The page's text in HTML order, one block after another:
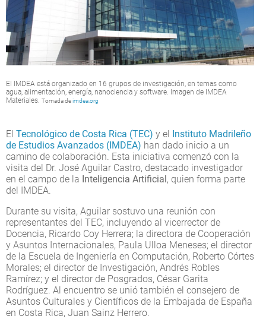
El IMDEA está organizado en 16 grupos de investigación, en temas como
agua, alimentación, energía, nanociencia y software. Imagen de IMDEA
Materiales. Tomada deimdea.org
El Tecnológico de Costa Rica (TEC) y el Instituto Madrileño
de Estudios Avanzados (IMDEA) han dado inicio a un
camino de colaboración. Esta iniciativa comenzó con la
visita del Dr. José Aguilar Castro, destacado investigador
en el campo de la Inteligencia Artificial, quien forma parte
del IMDEA.
Durante su visita, Aguilar sostuvo una reunión con
representantes del TEC, incluyendo al vicerrector de
Docencia, Ricardo Coy Herrera; la directora de Cooperación
y Asuntos Internacionales, Paula Ulloa Meneses; el director
de la Escuela de Ingeniería en Computación, Roberto Córtes
Morales; el director de Investigación, Andrés Robles
Ramírez; y el director de Posgrados, César Garita
Rodríguez. Al encuentro se unió también el consejero de
Asuntos Culturales y Científicos de la Embajada de España
en Costa Rica, Juan Sainz Herrero.